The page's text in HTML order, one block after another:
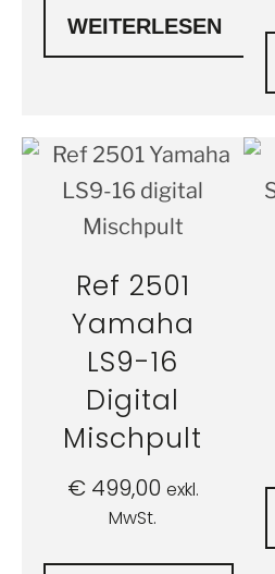
WEITERLESEN
Ref 2501
Yamaha
LS9-16
Digital
Mischpult
€499,00 exkl.
MwSt.